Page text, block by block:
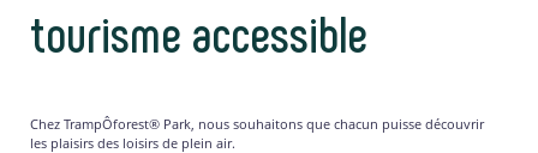
tourisme accessible
Chez TrampÔforest® Park, nous souhaitons que chacun puisse découvrir
les plaisirs des loisirs de plein air.